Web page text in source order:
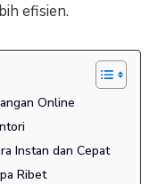
efisien.
Online
Instan dan Cepat
Ribet